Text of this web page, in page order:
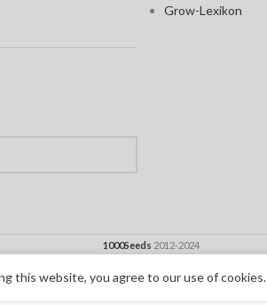
Grow-Lexikon
1000Seeds 2012-2024
this website, you agree to our use of cookies.